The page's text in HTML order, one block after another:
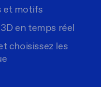
et motifs
en temps réel
choisissez les